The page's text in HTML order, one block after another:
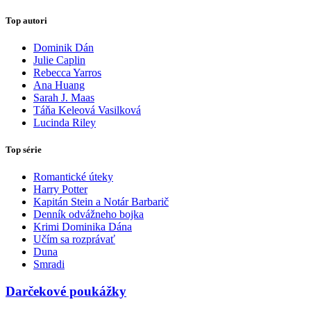
Top autori
Dominik Dán
Julie Caplin
Rebecca Yarros
Ana Huang
Sarah J. Maas
Táňa Keleová Vasilková
Lucinda Riley
Top série
Romantické úteky
Harry Potter
Kapitán Stein a Notár Barbarič
Denník odvážneho bojka
Krimi Dominika Dána
Učím sa rozprávať
Duna
Smradi
Darčekové poukážky